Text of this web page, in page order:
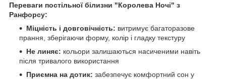
Переваги постільної білизни "Королева Ночі" з
Ранфорсу:
Міцність і довговічність: витримує багаторазове
прання, зберігаючи форму, колір і гладку текстуру
Не линяє: кольори залишаються насиченими навіть
після тривалого використання
Приємна на дотик: забезпечує комфортний сон у